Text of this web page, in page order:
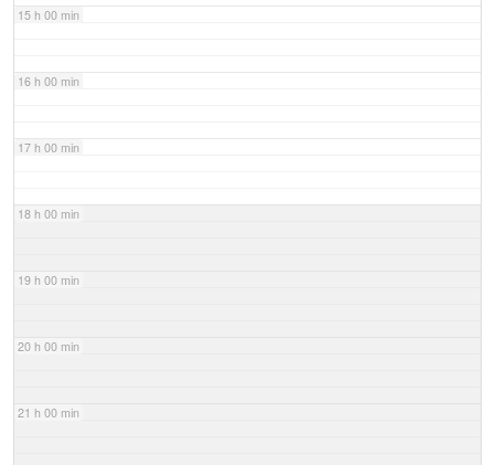
15 h 00 min
16 h 00 min
17 h 00 min
18 h 00 min
19 h 00 min
20 h 00 min
21 h 00 min